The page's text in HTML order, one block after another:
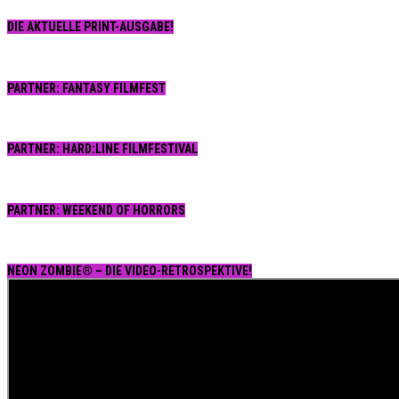
DIE AKTUELLE PRINT-AUSGABE!
PARTNER: FANTASY FILMFEST
PARTNER: HARD:LINE FILMFESTIVAL
PARTNER: WEEKEND OF HORRORS
NEON ZOMBIE® – DIE VIDEO-RETROSPEKTIVE!